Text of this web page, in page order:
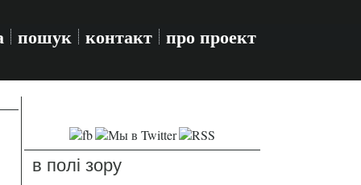
пошук контакт про проект
в полі зору